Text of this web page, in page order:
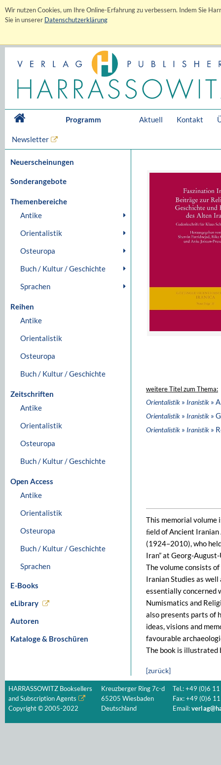
Wir nutzen Cookies, um Ihre Online-Erfahrung zu verbessern. Indem Sie
Sie in unserer Datenschutzerklärung
Programm Aktuell Kontakt
Newsletter
Neuerscheinungen
Sonderangebote
Themenbereiche
Antike
Orientalistik
Osteuropa
Buch / Kultur / Geschichte
Sprachen
Reihen
Antike
Orientalistik
Osteuropa
Buch / Kultur / Geschichte
Zeitschriften
Antike
Orientalistik
Osteuropa
Buch / Kultur / Geschichte
Open Access
Antike
Orientalistik
Osteuropa
Buch / Kultur / Geschichte
Sprachen
E-Books
eLibrary
Autoren
Kataloge & Broschüren
weitere Titel zum Thema:
Orientalistik » Iranistik »
Orientalistik » Iranistik »
Orientalistik » Iranistik »
This memorial volume
ﬁeld of Ancient
(1924–2010), who
Iran” at Georg-
The volume consists
Iranian Studies as
essentially concerned
Numismatics and
also presents parts of
ideas, visions and
favourable
The book is illustrated
[zurück]
HARRASSOWITZ Booksellers
and Subscription Agents
Copyright © 2005-2022
Kreuzberger Ring 7c-d
65205 Wiesbaden
Deutschland
Tel.: +49 (0)6
Fax: +49 (0)6
Email: